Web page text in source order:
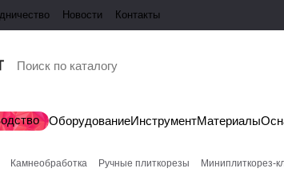
Новости Контакты
ОборудованиеИнструментМатериалы
Камнеобработка Ручные плиткорезы Миниплиткорез-